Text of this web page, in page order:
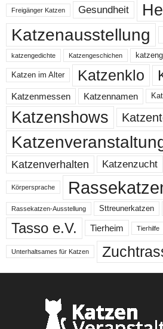
Freigänger Katzen Gesundheit
Katzenausstellung
katzengedichte Katzengeschichen
Katzen im Alter Katzenklo
Katzenmessen Katzennamen
Katzenshows
Katzenverhalten Katzenzucht
Körpersprache
Rassekatzen-Ausstellung Sttreunerkatzen
Tasso e.V. Tierheim Tierhilfe
Unterhaltsames für Katzen